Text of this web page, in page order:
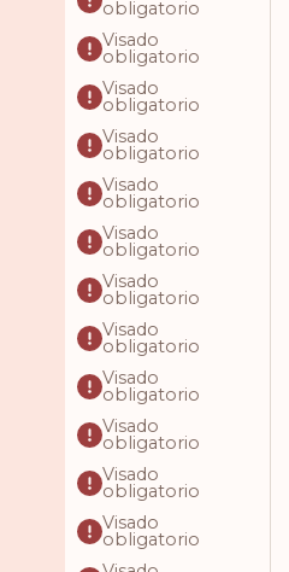
obligatorio
Visado
obligatorio
Visado
obligatorio
Visado
obligatorio
Visado
obligatorio
Visado
obligatorio
Visado
obligatorio
Visado
obligatorio
Visado
obligatorio
Visado
obligatorio
Visado
obligatorio
Visado
obligatorio